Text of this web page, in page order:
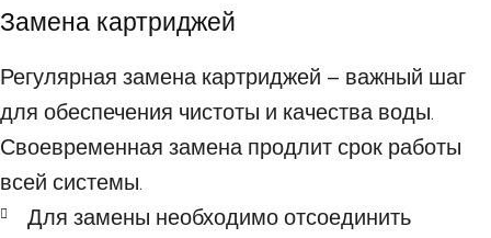
Замена картриджей
Регулярная замена картриджей – важный шаг
для обеспечения чистоты и качества воды.
Своевременная замена продлит срок работы
всей системы.
Для замены необходимо отсоединить